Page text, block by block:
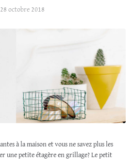
28 octobre 2018
à la maison et vous ne savez plus les
une petite étagère en grillage? Le petit